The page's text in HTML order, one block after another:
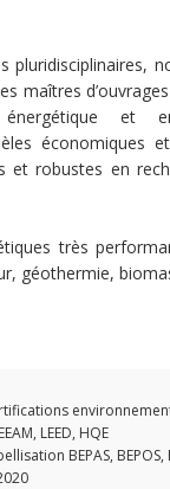
pluridisciplinaires,
maîtres
et
économiques
et robustes en
très
géothermie,
LEED, HQE
BEPAS, BEPOS,